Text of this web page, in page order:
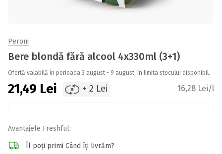
Peroni
Bere blondă fără alcool 4x330ml (3+1)
Ofertă valabilă în perioada 3 august - 9 august, în limita stocului disponibil.
21,49 Lei + 2 Lei 16,28 Lei/l
Avantajele Freshful:
Îl poți primi Când îți livrăm?